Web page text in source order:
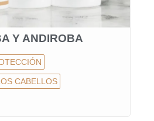
Y ANDIROBA
CABELLOS